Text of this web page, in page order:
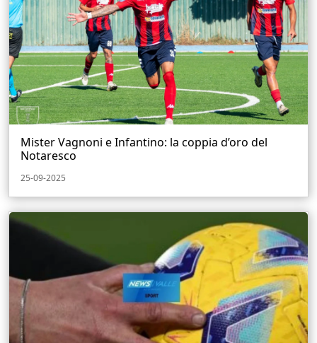
Mister Vagnoni e Infantino: la coppia d’oro del
Notaresco
25-09-2025